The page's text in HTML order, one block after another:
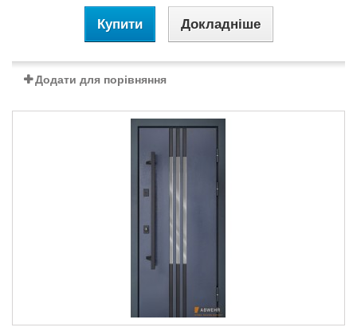
Купити Докладніше
Додати для порівняння